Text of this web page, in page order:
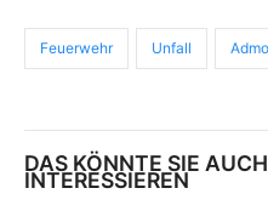
Feuerwehr Unfall
DAS KÖNNTE SIE AUCH
INTERESSIEREN